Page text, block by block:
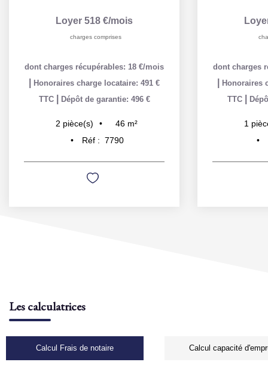
Loyer 518 €/mois
charges comprises
dont charges récupérables: 18 €/mois
Honoraires charge locataire: 491 €
TTC
Dépôt de garantie: 496 €
2 pièce(s) 46 m²
Réf : 7790
dont charges
Honoraires
TTC
1
Les calculatrices
Calcul Frais de notaire Calcul capacité